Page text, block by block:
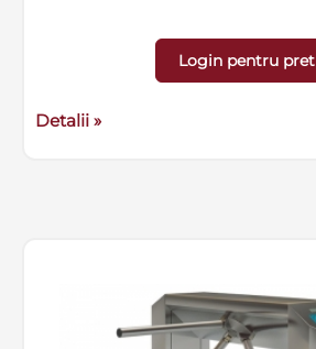
Login pentru pret
Detalii »